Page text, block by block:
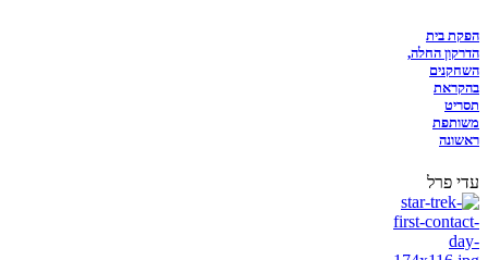
הפקת בית
הדרקון החלה,
השחקנים
בהקראת
תסריט
משותפת
ראשונה
עדי פרל